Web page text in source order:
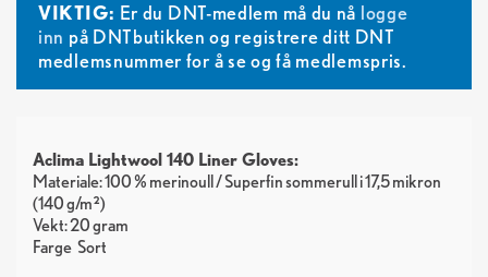
VIKTIG: Er du DNT-medlem må du nå logge
inn på DNTbutikken og registrere ditt DNT
medlemsnummer for å se og få medlemspris.
Aclima Lightwool 140 Liner Gloves:
Materiale: 100 % merinoull / Superfin sommerull i 17,5 mikron
(140 g/m²)
Vekt: 20 gram
Farge Sort